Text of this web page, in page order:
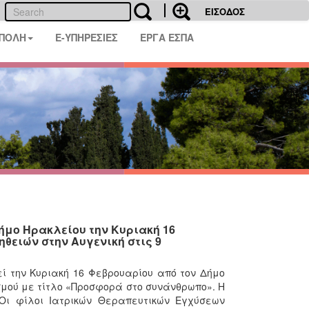
ΕΙΣΟΔΟΣ
E-ΥΠΗΡΕΣΙΕΣ ΕΡΓΑ ΕΣΠΑ
Ηρακλείου την Κυριακή 16
στην Αυγενική στις 9
την Κυριακή 16 Φεβρουαρίου από τον Δήμο
με τίτλο «Προσφορά στο συνάνθρωπο». Η
φίλοι Ιατρικών Θεραπευτικών Εγχύσεων